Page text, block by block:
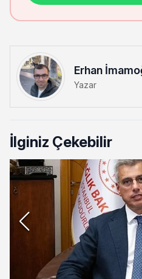
Erhan
Yazar
İlginiz Çekebilir